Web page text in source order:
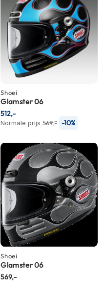
Shoei
Glamster 06
Normale prijs 569,- -10%
512,-
Shoei
Glamster 06
569,-